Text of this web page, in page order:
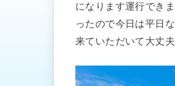
になります運行でき
ったので今日は平日
来ていただいて大丈